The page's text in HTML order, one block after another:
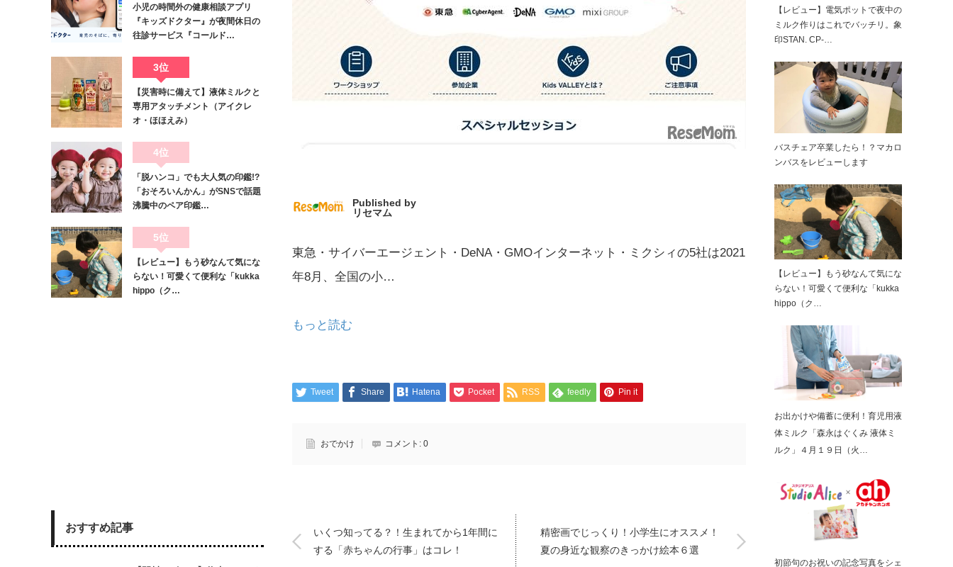
Published by
リセマム
東急・サイバーエージェント・DeNA・GMOインターネット・ミクシィの5社は2021
年8月、全国の小…
もっと読む
Tweet Share Hatena Pocket RSS feedly Pin it
おでかけ コメント: 0
いくつ知ってる？！生まれてから1年間に
する「赤ちゃんの行事」はコレ！
精密画でじっくり！小学生にオススメ！
夏の身近な観察のきっかけ絵本６選
小児の時間外の健康相談アプリ
『キッズドクター』が夜間休日の
往診サービス『コールド…
3位
【災害時に備えて】液体ミルクと
専用アタッチメント（アイクレ
オ・ほほえみ）
4位
「脱ハンコ」でも大人気の印鑑!?
「おそろいんかん」がSNSで話題
沸騰中のペア印鑑…
5位
【レビュー】もう砂なんて気にな
らない！可愛くて便利な「kukka
hippo（ク…
おすすめ記事
【レビュー】電気ポットで夜中の
ミルク作りはこれでバッチリ。象
印STAN. CP-…
バスチェア卒業したら！？マカロ
ンバスをレビューします
【レビュー】もう砂なんて気にな
らない！可愛くて便利な「kukka
hippo（ク…
お出かけや備蓄に便利！育児用液
体ミルク「森永はぐくみ 液体ミ
ルク」４月１９日（火…
初節句のお祝いの記念写真をシェ